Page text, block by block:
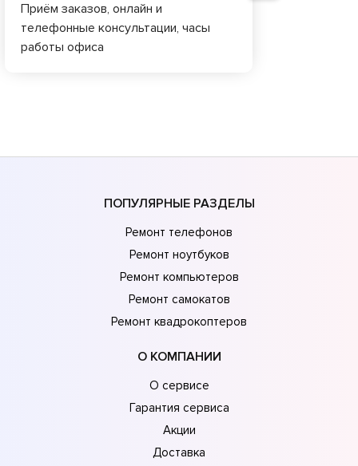
Приём заказов, онлайн и
телефонные консультации, часы
работы офиса
ПОПУЛЯРНЫЕ РАЗДЕЛЫ
Ремонт телефонов
Ремонт ноутбуков
Ремонт компьютеров
Ремонт самокатов
Ремонт квадрокоптеров
О КОМПАНИИ
О сервисе
Гарантия сервиса
Акции
Доставка